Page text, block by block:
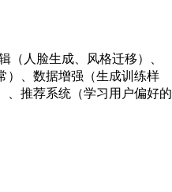
（人脸生成、风格迁移）、
）、数据增强（生成训练样
、推荐系统（学习用户偏好的